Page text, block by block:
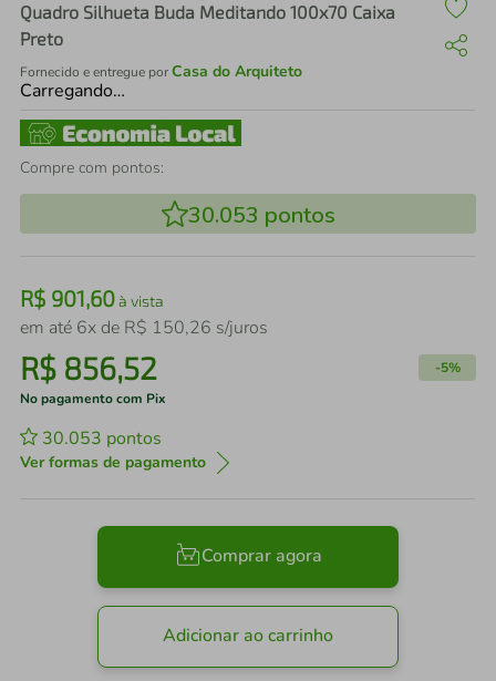
Quadro Silhueta Buda Meditando 100x70 Caixa
Preto
Fornecido e entregue porCasa do Arquiteto
Carregando…
Compre com pontos:
30.053 pontos
R$ 901,60à vista
em até 6x de R$ 150,26 s/juros
R$ 856,52 -5%
No pagamento com Pix
30.053 pontos
Ver formas de pagamento
Comprar agora
Adicionar ao carrinho